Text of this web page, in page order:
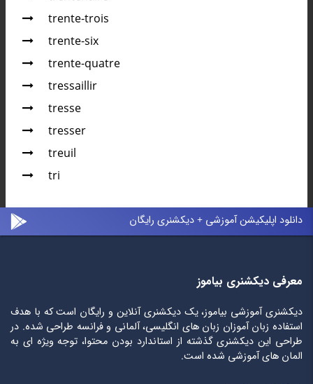
trente-trois
trente-six
trente-quatre
tressaillir
tresse
tresser
treuil
tri
دانلود اپلیکیشن آموزشی + دیکشنری رایگان
معرفی دیکشنری بیاموز
دیکشنری آموزشی بیاموز، یک دیکشنری آنلاین و رایگان است که با هدف
استفاده زبان آموزان زبان های انگلیسی، آلمانی و فرانسه طراحی شده. در
طراحی این دیکشنری گذشته از استاندارد بودن محتوا، توجه ویژه ای به
المان های آموزشی شده است.